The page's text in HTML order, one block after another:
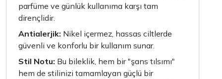
parfüme ve günlük kullanıma karşı tam
dirençlidir.
Antialerjik: Nikel içermez, hassas ciltlerde
güvenli ve konforlu bir kullanım sunar.
Stil Notu: Bu bileklik, hem bir "şans tılsımı"
hem de stilinizi tamamlayan güçlü bir